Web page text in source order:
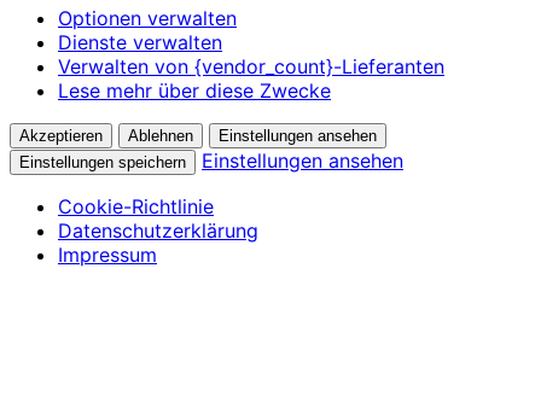
Optionen verwalten
Dienste verwalten
Verwalten von {vendor_count}-Lieferanten
Lese mehr über diese Zwecke
Akzeptieren Ablehnen
Einstellungen ansehen
Einstellungen speichern
Einstellungen ansehen
Cookie-Richtlinie
Datenschutzerklärung
Impressum